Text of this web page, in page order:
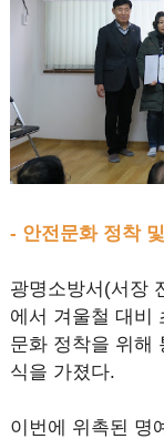
- 안전문화 정착
광명소방서(서장
에서 겨울철 대비
문화 정착을 위해
식을 가졌다.
이번에 위촉된 명